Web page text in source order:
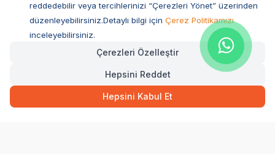
Müşteri Hizmetleri
Sıkça Sorulan Sorular
Ovacık Mah. Hacıoğlu Sok. No:13 Başiskele / KOCAELİ
Müşteri Destek Hattı
reddedebilir veya tercihlerinizi “Çerezleri Yönet” üzerinden
düzenleyebilirsiniz.Detaylı bilgi için Çerez Politikamızı
inceleyebilirsiniz.
Çerezleri Özelleştir
Hepsini Reddet
Hepsini Kabul Et